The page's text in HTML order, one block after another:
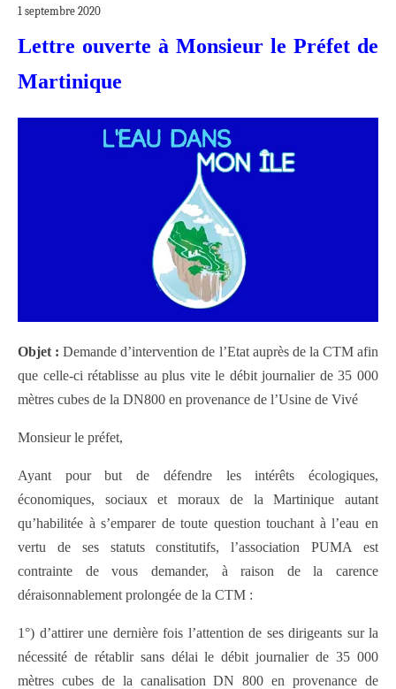
1 septembre 2020
Lettre ouverte à Monsieur le Préfet de
Martinique
Objet : Demande d’intervention de l’Etat auprès de la CTM afin
que celle-ci rétablisse au plus vite le débit journalier de 35 000
mètres cubes de la DN800 en provenance de l’Usine de Vivé
Monsieur le préfet,
Ayant pour but de défendre les intérêts écologiques,
économiques, sociaux et moraux de la Martinique autant
qu’habilitée à s’emparer de toute question touchant à l’eau en
vertu de ses statuts constitutifs, l’association PUMA est
contrainte de vous demander, à raison de la carence
déraisonnablement prolongée de la CTM :
1°) d’attirer une dernière fois l’attention de ses dirigeants sur la
nécessité de rétablir sans délai le débit journalier de 35 000
mètres cubes de la canalisation DN 800 en provenance de